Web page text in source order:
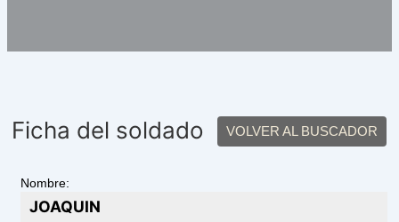
Ficha del soldado VOLVER AL BUSCADOR
Nombre:
JOAQUIN